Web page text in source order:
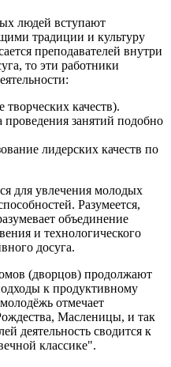
людей вступают
традиции и культуру
преподавателей внутри
то эти работники
качеств).
занятий подобно
лидерских качеств по
для увлечения молодых
Разумеется,
объединение
и технологического
досуга.
(дворцов) продолжают
к продуктивному
отмечает
Масленицы, и так
деятельность сводится к
классике".